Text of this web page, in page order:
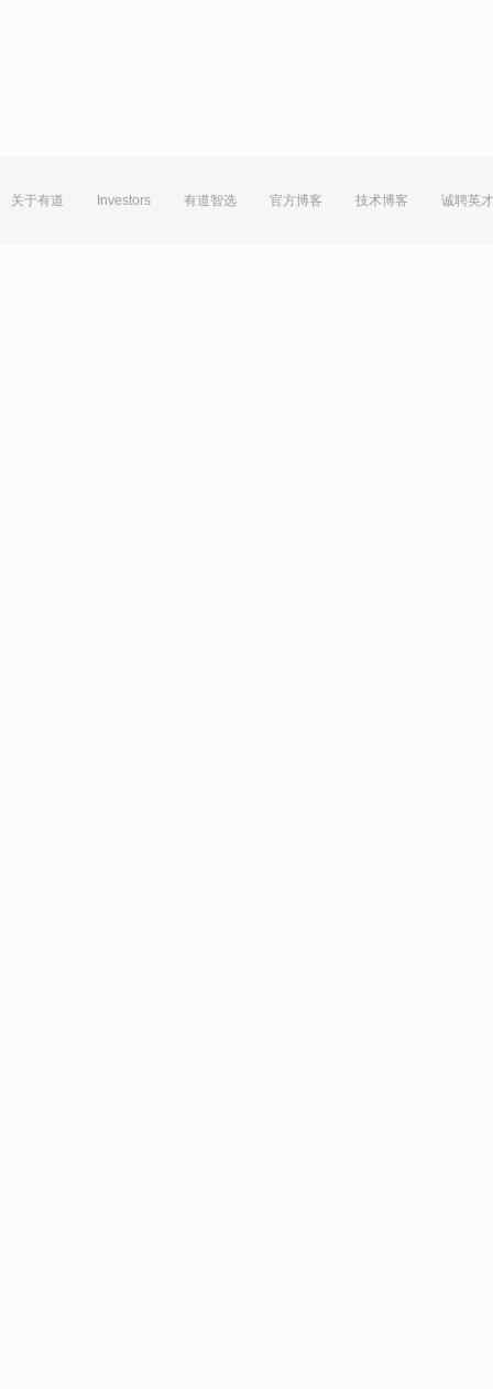
关于有道 Investors 有道智选 官方博客 技术博客 诚聘英才